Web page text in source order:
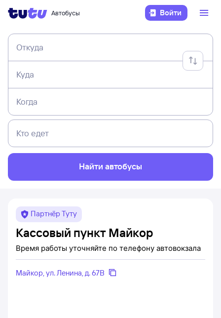
Автобусы Войти
Откуда
Куда
Когда
Кто едет
Найти автобусы
Партнёр Туту
Кассовый пункт Майкор
Время работы уточняйте по телефону автовокзала
Майкор, ул. Ленина, д. 67В